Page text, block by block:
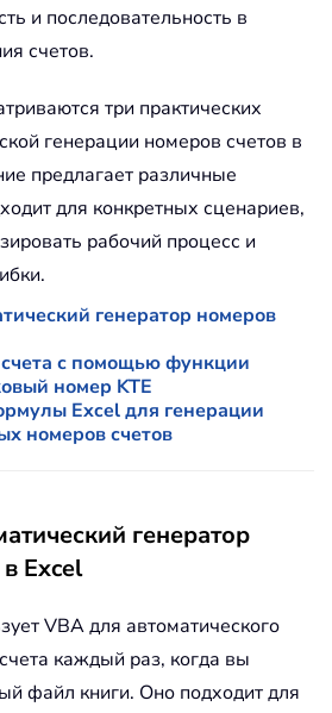
и последовательность в
счетов.
три практических
генерации номеров счетов в
предлагает различные
для конкретных сценариев,
рабочий процесс и
генератор номеров
с помощью функции
номер KTE
Excel для генерации
номеров счетов
генератор
Excel
VBA для автоматического
каждый раз, когда вы
файл книги. Оно подходит для